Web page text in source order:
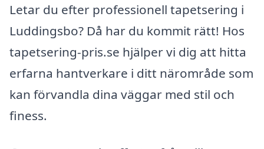
Letar du efter professionell tapetsering i
Luddingsbo? Då har du kommit rätt! Hos
tapetsering-pris.se hjälper vi dig att hitta
erfarna hantverkare i ditt närområde som
kan förvandla dina väggar med stil och
finess.